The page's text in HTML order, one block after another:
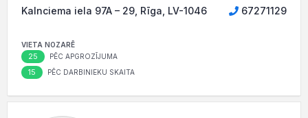
Kalnciema iela 97A – 29, Rīga, LV-1046 67271129
VIETA NOZARĒ
25 PĒC APGROZĪJUMA
15 PĒC DARBINIEKU SKAITA